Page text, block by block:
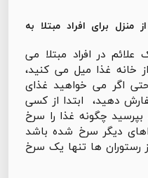
برای افراد مبتلا به
در افراد مبتلا می
خانه غذا میل می کنید،
اگر می خواهید غذای
دهید، ابتدا از کسی
چگونه غذا را سرخ
دیگر سرخ شده باشد
ها تنها یک سرخ